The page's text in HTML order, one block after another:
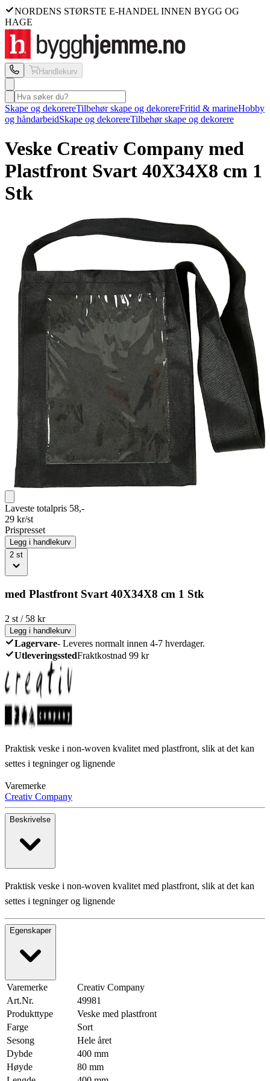
NORDENS STØRSTE E-HANDEL INNEN BYGG OG
HAGE
Handlekurv
Skape og dekorereTilbehør skape og dekorereFritid & marineHobby
og håndarbeidSkape og dekorereTilbehør skape og dekorere
Veske Creativ Company med
Plastfront Svart 40X34X8 cm 1
Stk
Laveste totalpris 58,-
29 kr/st
Prispresset
Legg i handlekurv
2 st
med Plastfront Svart 40X34X8 cm 1 Stk
2 st / 58 kr
Legg i handlekurv
Lagervare- Leveres normalt innen 4-7 hverdager.
UtleveringsstedFraktkostnad 99 kr
Praktisk veske i non-woven kvalitet med plastfront, slik at det kan
settes i tegninger og lignende
Varemerke
Creativ Company
Beskrivelse
Praktisk veske i non-woven kvalitet med plastfront, slik at det kan
settes i tegninger og lignende
Egenskaper
Varemerke
Creativ Company
Art.Nr.
49981
Produkttype
Veske med plastfront
Farge
Sort
Sesong
Hele året
Dybde
400 mm
Høyde
80 mm